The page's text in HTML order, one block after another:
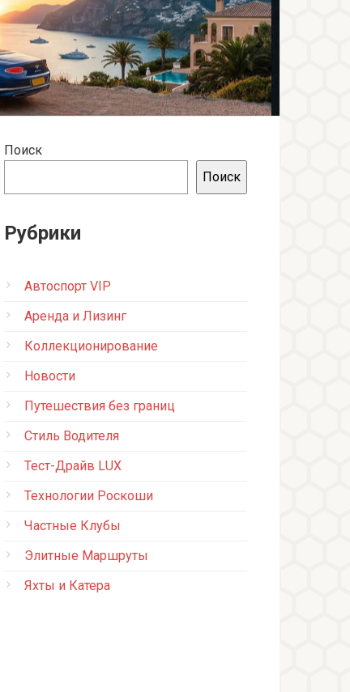
Поиск
Поиск
Рубрики
Автоспорт VIP
Аренда и Лизинг
Коллекционирование
Новости
Путешествия без границ
Стиль Водителя
Тест-Драйв LUX
Технологии Роскоши
Частные Клубы
Элитные Маршруты
Яхты и Катера